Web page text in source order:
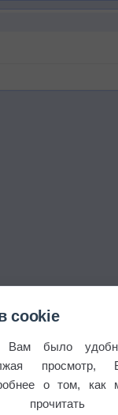
cookie
Вам было
просмотр,
о том, как
прочитать